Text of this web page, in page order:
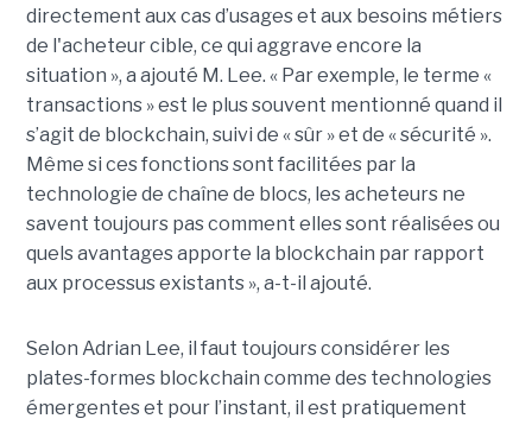
directement aux cas d’usages et aux besoins métiers
de l'acheteur cible, ce qui aggrave encore la
situation », a ajouté M. Lee. « Par exemple, le terme «
transactions » est le plus souvent mentionné quand il
s’agit de blockchain, suivi de « sûr » et de « sécurité ».
Même si ces fonctions sont facilitées par la
technologie de chaîne de blocs, les acheteurs ne
savent toujours pas comment elles sont réalisées ou
quels avantages apporte la blockchain par rapport
aux processus existants », a-t-il ajouté.
Selon Adrian Lee, il faut toujours considérer les
plates-formes blockchain comme des technologies
émergentes et pour l’instant, il est pratiquement